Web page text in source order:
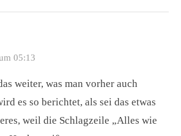
05:13
weiter, was man vorher auch
es so berichtet, als sei das etwas
weil die Schlagzeile „Alles wie